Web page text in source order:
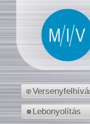
Lebonyolítás